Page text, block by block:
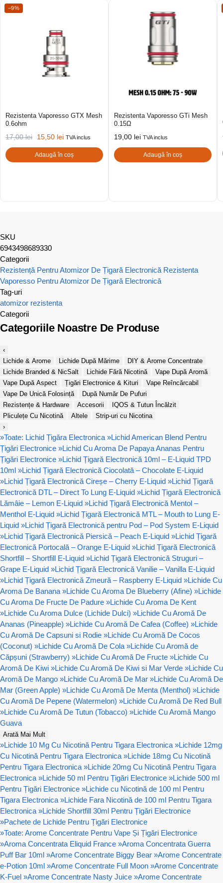
−9%
Rezistenta Vaporesso GTX Mesh
0.6ohm
17,00lei 15,50 lei TVA inclus
Adaugă în coș
Rezistenta Vaporesso GTi Mesh
0.15Ω
19,00 lei TVA inclus
Adaugă în coș
SKU
6943498689330
Categorii
Rezistență Pentru Atomizor De Țigară Electronică Rezistenta
Vaporesso Pentru Atomizor De Țigară Electronică
Tag-uri
atomizor rezistenta
Categorii
Categoriile Noastre De Produse
‹
Lichide & Arome
Lichide După Mărime
DIY & Arome Concentrate
Lichide Branded & NicSalt
Lichide Fără Nicotină
Vape După Aromă
Vape După Aspect
Țigări Electronice & Kituri
Vape Reîncărcabil
Vape De Unică Folosință
După Număr De Pufuri
Rezistențe & Hardware
Accesorii
IQOS & Tutun Încălzit
Pliculețe Cu Nicotină
Altele
Strip-uri cu Nicotina
›
»Toate: Lichid Țigăra Electronica »Lichid American Blend Pentru
Țigări Electronice »Lichid Cu Aroma De Papaya Ananas Pentru
Țigări Electronice »Lichid Țigară Electronică 10ml – E-Liquid TPD
10ml »Lichid Țigară Electronică Ciocolată – Chocolate E-Liquid
»Lichid Țigară Electronică Cireșe – Cherry E-Liquid »Lichid Țigară
Electronică DTL – Direct To Lung E-Liquid »Lichid Țigară Electronică
Lămâie – Lemon E-Liquid »Lichid Țigară Electronică Mentol –
Menthol E-Liquid »Lichid Țigară Electronică MTL – Mouth to Lung E-
Liquid »Lichid Țigară Electronică pentru Pod – Pod System E-Liquid
»Lichid Țigară Electronică Piersică – Peach E-Liquid »Lichid Țigară
Electronică Portocală – Orange E-Liquid »Lichid Țigară Electronică
Shortfill – Shortfill E-Liquid »Lichid Țigară Electronică Struguri –
Grape E-Liquid »Lichid Țigară Electronică Vanilie – Vanilla E-Liquid
»Lichid Țigară Electronică Zmeură – Raspberry E-Liquid »Lichide Cu
Aroma De Banana »Lichide Cu Aroma De Blueberry (Afine) »Lichide
Cu Aroma De Fructe De Padure »Lichide Cu Aroma De Kent
»Lichide Cu Aroma Dulce (Lichide Dulci) »Lichide Cu Aromă De
Ananas (Pineapple) »Lichide Cu Aromă De Cafea (Coffee) »Lichide
Cu Aromă De Capsuni si Rodie »Lichide Cu Aromă De Cocos
(Coconut) »Lichide Cu Aromă De Cola »Lichide Cu Aromă de
Căpșuni (Strawberry) »Lichide Cu Aromă De Fructe »Lichide Cu
Aromă De Kiwi »Lichide Cu Aromă De Kiwi si Mar Verde »Lichide Cu
Aromă De Mango »Lichide Cu Aromă De Mar »Lichide Cu Aromă De
Mar (Green Apple) »Lichide Cu Aromă De Menta (Menthol) »Lichide
Cu Aromă De Pepene (Watermelon) »Lichide Cu Aromă De Red Bull
»Lichide Cu Aromă De Tutun (Tobacco) »Lichide Cu Aromă Mango
Guava
Arată Mai Mult
»Lichide 10 Mg Cu Nicotină Pentru Tigara Electronica »Lichide 12mg
Cu Nicotină Pentru Tigara Electronica »Lichide 18mg Cu Nicotină
Pentru Tigara Electronica »Lichide 20mg Cu Nicotină Pentru Tigara
Electronica »Lichide 50 ml Pentru Țigări Electronice »Lichide 500 ml
Pentru Țigări Electronice »Lichide cu Nicotină de 100 ml Pentru
Tigara Electronica »Lichide Fara Nicotină de 100 ml Pentru Tigara
Electronica »Lichide Shortfill 30ml Pentru Țigări Electronice
»Pachete de Lichide Pentru Țigări Electronice
»Toate: Arome Concentrate Pentru Vape Și Țigări Electronice
»Aroma Concentrata Eliquid France »Aroma Concentrata Guerra
Puff Bar 10ml »Arome Concentrate Biggy Bear »Arome Concentrate
e-Potion 10ml »Arome Concentrate Full Moon »Arome Concentrate
K-Fuel »Arome Concentrate Nasty Juice »Arome Concentrate